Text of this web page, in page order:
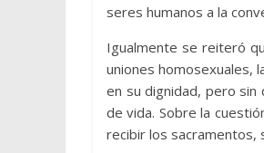
seres humanos a la
Igualmente se reiteró
uniones homosexuales,
en su dignidad, pero
de vida. Sobre la
recibir los sacramentos,